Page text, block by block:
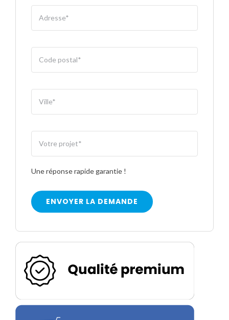
Une réponse rapide garantie !
ENVOYER LA DEMANDE